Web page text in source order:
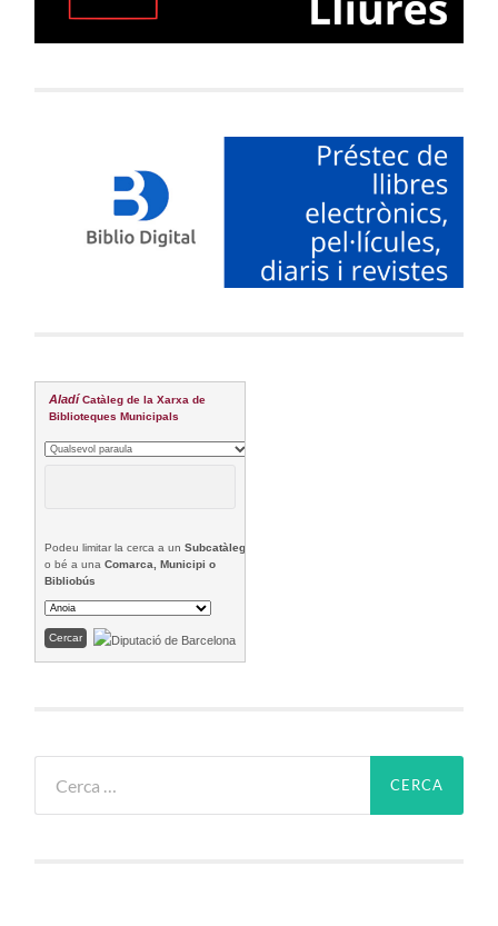
Aladí Catàleg de la Xarxa de
Biblioteques Municipals
Podeu limitar la cerca a unSubcatàleg
o bé a unaComarca, Municipi o
Bibliobús